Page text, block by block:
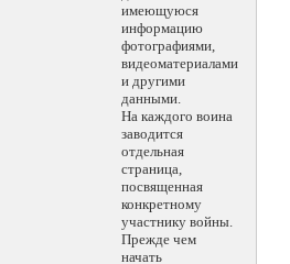
имеющуюся
информацию
фотографиями,
видеоматериалами
и другими
данными.
На каждого воина
заводится
отдельная
страница,
посвященная
конкретному
участнику войны.
Прежде чем
начать